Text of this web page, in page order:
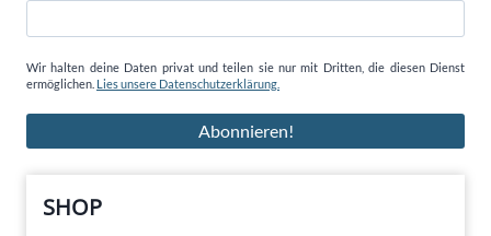
Wir halten deine Daten privat und teilen sie nur mit Dritten, die diesen Dienst
ermöglichen. Lies unsere Datenschutzerklärung.
SHOP